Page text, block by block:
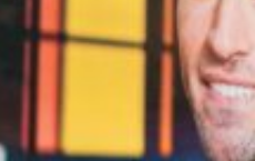
as persoas. Descubre a